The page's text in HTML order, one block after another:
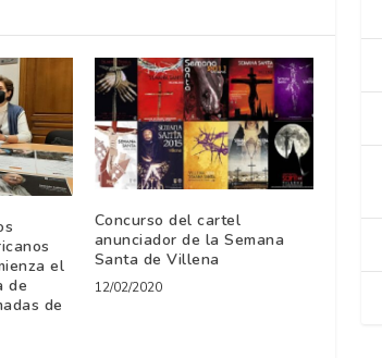
el
de
de
Concurso del cartel
anunciador de la Semana
Santa de Villena
12/02/2020